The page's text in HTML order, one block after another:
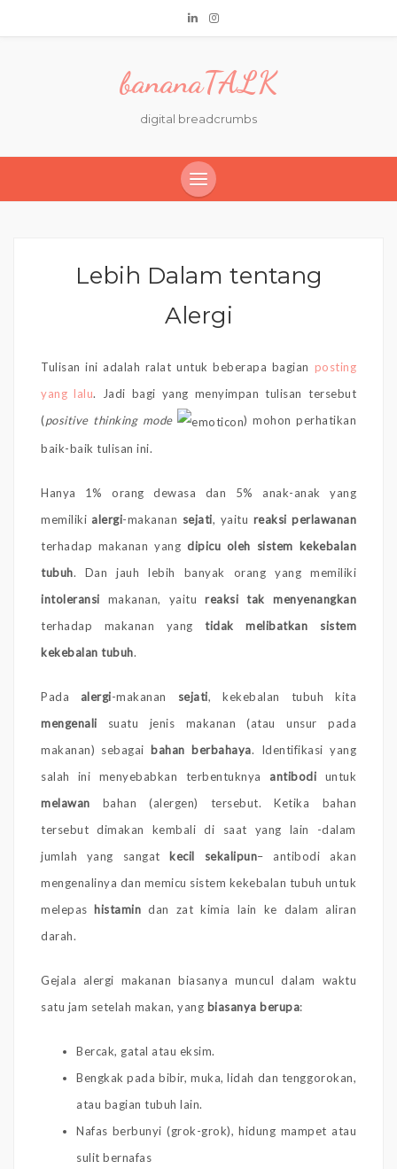
bananaTALK
digital breadcrumbs
Lebih Dalam tentang
Alergi
Tulisan ini adalah ralat untuk beberapa bagian posting
yang lalu. Jadi bagi yang menyimpan tulisan tersebut
(positive thinking mode
) mohon perhatikan
baik-baik tulisan ini.
Hanya 1% orang dewasa dan 5% anak-anak yang
memiliki alergi-makanan sejati, yaitu reaksi perlawanan
terhadap makanan yang dipicu oleh sistem kekebalan
tubuh. Dan jauh lebih banyak orang yang memiliki
intoleransi makanan, yaitureaksi tak menyenangkan
terhadap makanan yangtidak melibatkan sistem
kekebalan tubuh.
Pada alergi-makanan sejati, kekebalan tubuh kita
mengenali suatu jenis makanan (atau unsur pada
makanan) sebagai bahan berbahaya. Identifikasi yang
salah ini menyebabkan terbentuknya antibodi untuk
melawan bahan (alergen) tersebut. Ketika bahan
tersebut dimakan kembali di saat yang lain -dalam
jumlah yang sangat kecil sekalipun– antibodi akan
mengenalinya dan memicu sistem kekebalan tubuh untuk
melepas histamin dan zat kimia lain ke dalam aliran
darah.
Gejala alergi makanan biasanya muncul dalam waktu
satu jam setelah makan, yang biasanya berupa:
Bercak, gatal atau eksim.
Bengkak pada bibir, muka, lidah dan tenggorokan,
atau bagian tubuh lain.
Nafas berbunyi (grok-grok), hidung mampet atau
sulit bernafas